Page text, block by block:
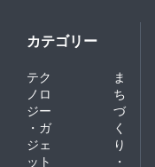
カテゴリー
テク
ノロ
ジー
・ガ
ジェ
ット
ま
ち
づ
く
り
・